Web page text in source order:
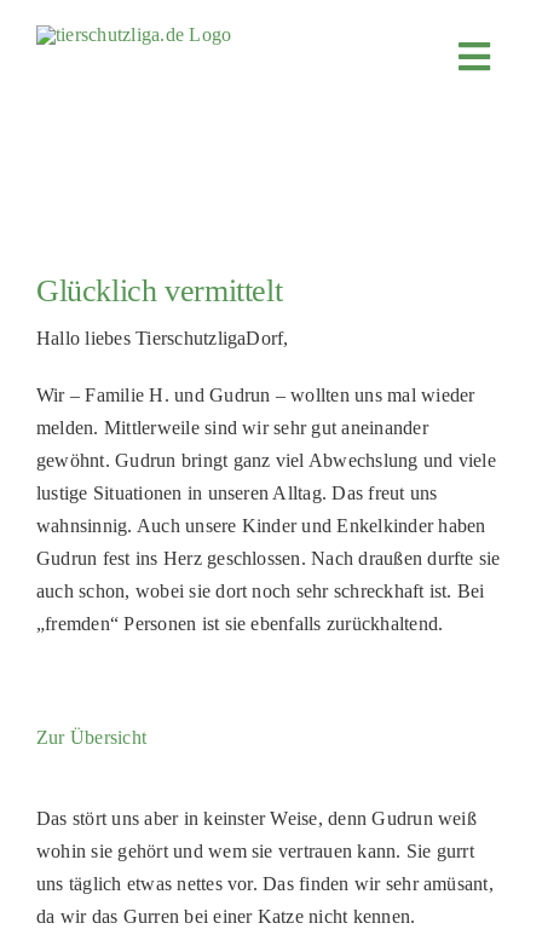
TIERHEIMTIERE
PATENSCHAFTEN
Glücklich vermittelt
Hallo liebes TierschutzligaDorf,
Wir – Familie H. und Gudrun – wollten uns mal wieder
melden. Mittlerweile sind wir sehr gut aneinander
gewöhnt. Gudrun bringt ganz viel Abwechslung und viele
lustige Situationen in unseren Alltag. Das freut uns
wahnsinnig. Auch unsere Kinder und Enkelkinder haben
Gudrun fest ins Herz geschlossen. Nach draußen durfte sie
auch schon, wobei sie dort noch sehr schreckhaft ist. Bei
„fremden“ Personen ist sie ebenfalls zurückhaltend.
Zur Übersicht
Das stört uns aber in keinster Weise, denn Gudrun weiß
wohin sie gehört und wem sie vertrauen kann. Sie gurrt
uns täglich etwas nettes vor. Das finden wir sehr amüsant,
da wir das Gurren bei einer Katze nicht kennen.